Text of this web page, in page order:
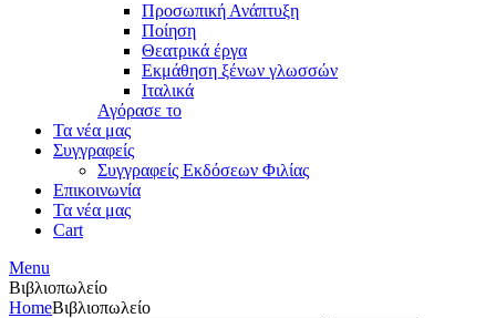
Προσωπική Ανάπτυξη
Ποίηση
Θεατρικά έργα
Εκμάθηση ξένων γλωσσών
Ιταλικά
Αγόρασε το
Τα νέα μας
Συγγραφείς
Συγγραφείς Εκδόσεων Φιλίας
Επικοινωνία
Τα νέα μας
Cart
Menu
Βιβλιοπωλείο
HomeΒιβλιοπωλείο